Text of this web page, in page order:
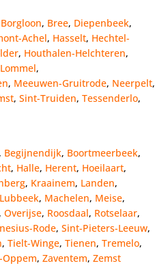
Borgloon, Bree, Diepenbeek,
Achel, Hasselt, Hechtel-
, Houthalen-Helchteren,
Lommel,
, Meeuwen-Gruitrode, Neerpelt,
, Sint-Truiden, Tessenderlo,
, Begijnendijk, Boortmeerbeek,
, Halle, Herent, Hoeilaart,
, Kraainem, Landen,
Lubbeek, Machelen, Meise,
, Overijse, Roosdaal, Rotselaar,
Rode, Sint-Pieters-Leeuw,
, Tielt-Winge, Tienen, Tremelo,
Oppem, Zaventem, Zemst